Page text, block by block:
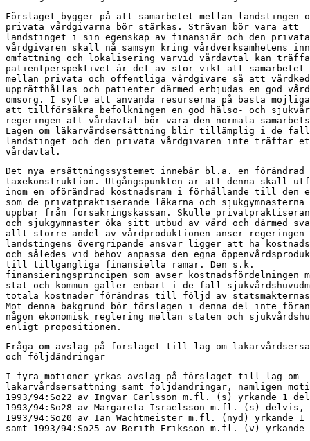
Förslaget bygger på att samarbetet mellan landstingen
privata vårdgivarna bör stärkas. Strävan bör vara att
landstinget i sin egenskap av finansiär och den privata
vårdgivaren skall nå samsyn kring vårdverksamhetens
omfattning och lokalisering varvid vårdavtal kan
patientperspektivet är det av stor vikt att
mellan privata och offentliga vårdgivare så att
upprätthållas och patienter därmed erbjudas en god
omsorg. I syfte att använda resurserna på bästa
att tillförsäkra befolkningen en god hälso- och
regeringen att vårdavtal bör vara den normala
Lagen om läkarvårdsersättning blir tillämplig i de fall
landstinget och den privata vårdgivaren inte träffar
vårdavtal.
Det nya ersättningssystemet innebär bl.a. en förändrad
taxekonstruktion. Utgångspunkten är att denna skall
inom en oförändrad kostnadsram i förhållande till den
som de privatpraktiserande läkarna och
uppbär från försäkringskassan. Skulle
och sjukgymnaster öka sitt utbud av vård och därmed
allt större andel av vårdproduktionen anser
landstingens övergripande ansvar ligger att ha
och således vid behov anpassa den egna
till tillgängliga finansiella ramar. Den s.k.
finansieringsprincipen som avser kostnadsfördelningen
stat och kommun gäller enbart i de fall
totala kostnader förändras till följd av
Mot denna bakgrund bör förslagen i denna del inte
någon ekonomisk reglering mellan staten och
enligt propositionen.
Fråga om avslag på förslaget till lag om
och följdändringar
I fyra motioner yrkas avslag på förslaget till lag om
läkarvårdsersättning samt följdändringar, nämligen
1993/94:So22 av Ingvar Carlsson m.fl. (s) yrkande 1
1993/94:So28 av Margareta Israelsson m.fl. (s) delvis,
1993/94:So20 av Ian Wachtmeister m.fl. (nyd) yrkande
samt 1993/94:So25 av Berith Eriksson m.fl. (v) yrkande